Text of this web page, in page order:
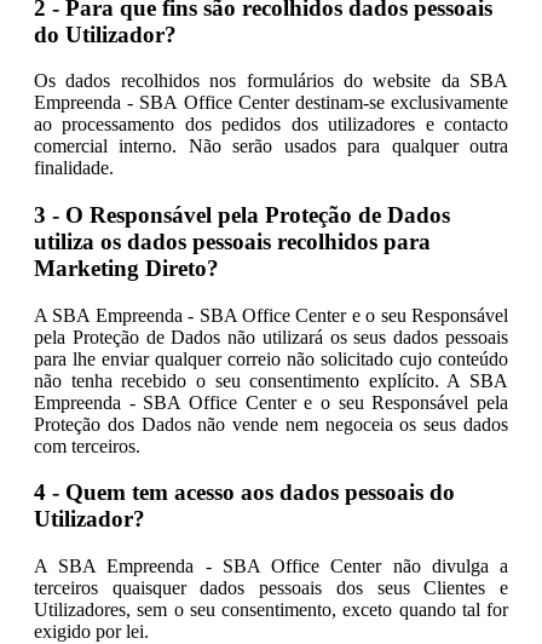
2 - Para que fins são recolhidos dados pessoais
do Utilizador?
Os dados recolhidos nos formulários do website da SBA
Empreenda - SBA Office Center destinam-se exclusivamente
ao processamento dos pedidos dos utilizadores e contacto
comercial interno. Não serão usados para qualquer outra
finalidade.
3 - O Responsável pela Proteção de Dados
utiliza os dados pessoais recolhidos para
Marketing Direto?
A SBA Empreenda - SBA Office Center e o seu Responsável
pela Proteção de Dados não utilizará os seus dados pessoais
para lhe enviar qualquer correio não solicitado cujo conteúdo
não tenha recebido o seu consentimento explícito. A SBA
Empreenda - SBA Office Center e o seu Responsável pela
Proteção dos Dados não vende nem negoceia os seus dados
com terceiros.
4 - Quem tem acesso aos dados pessoais do
Utilizador?
A SBA Empreenda - SBA Office Center não divulga a
terceiros quaisquer dados pessoais dos seus Clientes e
Utilizadores, sem o seu consentimento, exceto quando tal for
exigido por lei.